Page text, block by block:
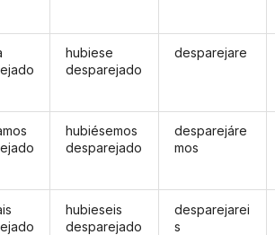
hubiese
desparejado
hubiésemos
desparejado
hubieseis
desparejado
desparejare
desparejáre
mos
desparejarei
s